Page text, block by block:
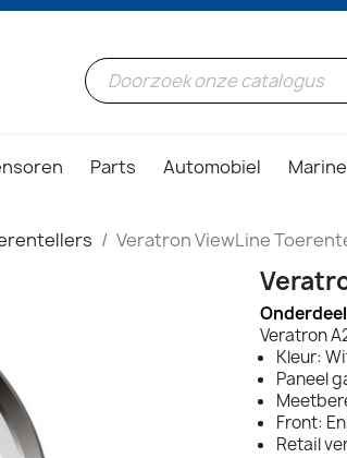
Parts Automobiel Marine
Veratron ViewLine
Veratron
Kleur:
Paneel
Front:
Retail